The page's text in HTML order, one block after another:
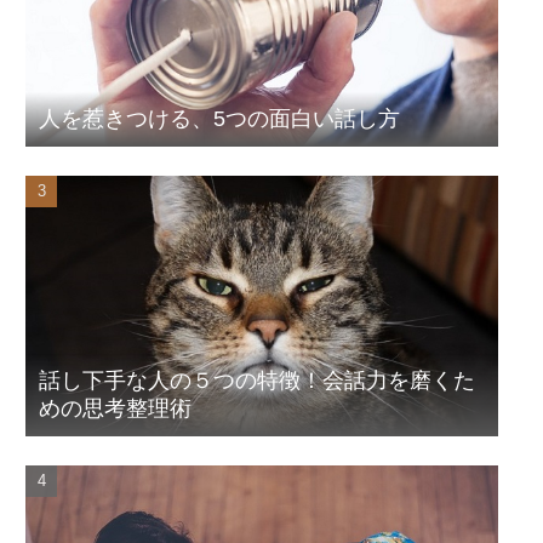
人を惹きつける、5つの面白い話し方
話し下手な人の５つの特徴！会話力を磨くた
めの思考整理術